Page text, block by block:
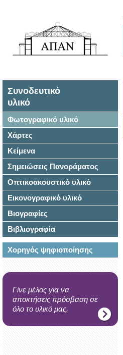
Συνοδευτικό
υλικό
Φωτογραφικό υλικό
Χάρτες
Κείμενα
Σημειώσεις Πανοράματος
Οπτικοακουστικό υλικό
Εικονογραφικό υλικό
Βιογραφίες
Βιβλιογραφία
Χορηγός ψηφιοποίησης
Γίνε μέλος για να
αποκτήσεις πρόσβαση σε
όλο το υλικό μας.